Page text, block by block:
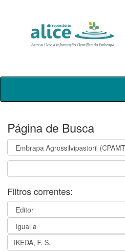
Skip
Página de Busca
Filtros correntes: